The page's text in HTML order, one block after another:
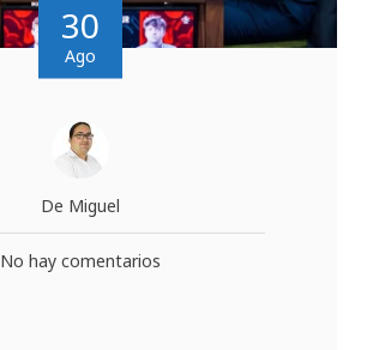
30
Ago
De Miguel
No hay comentarios